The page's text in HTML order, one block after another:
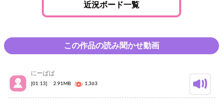
近況ボード一覧
この作品の読み聞かせ動画
にーぱぱ
[01:13] 2.91MB 1,363